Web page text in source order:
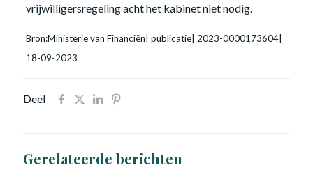
vrijwilligersregeling acht het kabinet niet nodig.
Bron:Ministerie van Financiën| publicatie| 2023-0000173604|
18-09-2023
Deel
Gerelateerde berichten